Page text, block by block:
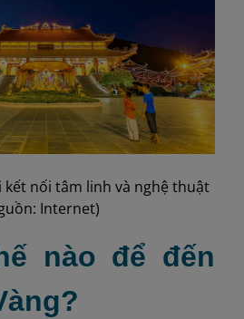
kết nối tâm linh và nghệ thuật
Internet)
nào để đến